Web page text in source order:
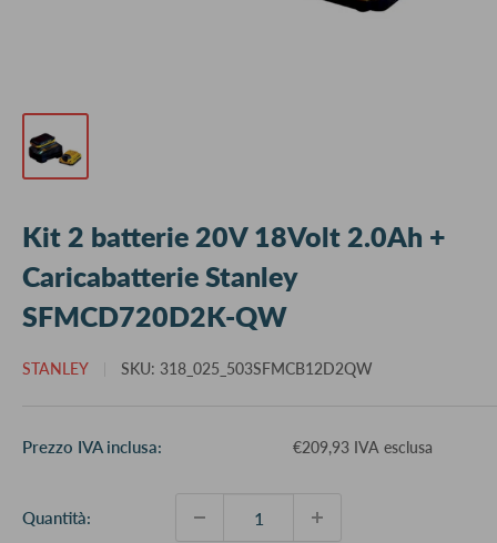
Kit 2 batterie 20V 18Volt 2.0Ah +
Caricabatterie Stanley
SFMCD720D2K-QW
STANLEY SKU: 318_025_503SFMCB12D2QW
Prezzo IVA inclusa: €209,93 IVA esclusa
Quantità: